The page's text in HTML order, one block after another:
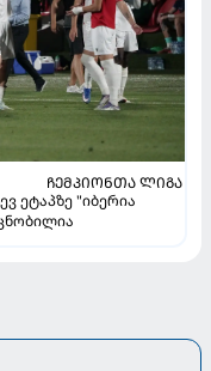
ᲩᲔᲛᲞᲘᲝᲜᲗᲐ ᲚᲘᲒᲐ
ეტაპზე "იბერია